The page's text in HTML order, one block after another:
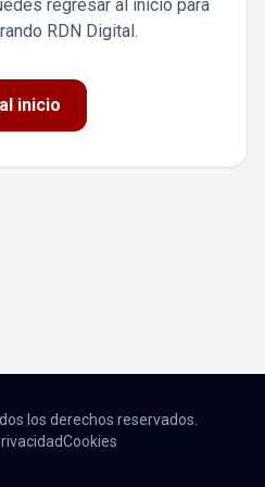
regresar al inicio para
RDN Digital.
inicio
los derechos reservados.
Cookies